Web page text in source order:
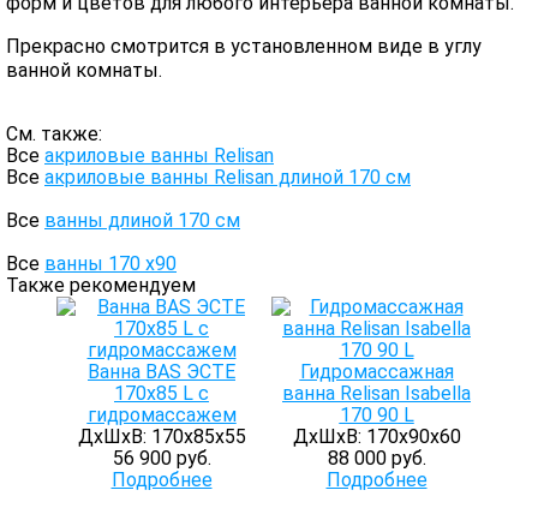
Прекрасно смотрится в установленном виде в углу
ванной комнаты.
См. также:
Все акриловые ванны Relisan
Все акриловые ванны Relisan длиной 170 см
Все ванны длиной 170 см
Все ванны 170 х90
Также рекомендуем
Ванна BAS ЭСТЕ
170х85 L с
гидромассажем
ДхШхВ: 170х85х55
56 900 руб.
Подробнее
Гидромассажная
ванна Relisan Isabella
170 90 L
ДхШхВ: 170х90х60
88 000 руб.
Подробнее